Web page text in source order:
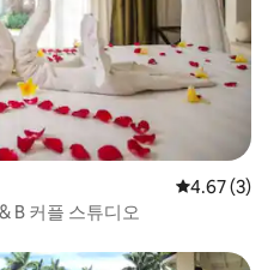
평점 4.67점
4.67 (3)
B 커플 스튜디오